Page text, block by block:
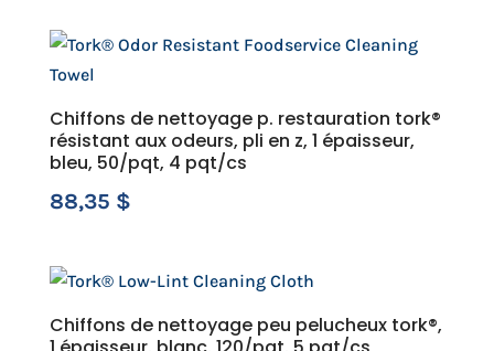
Chiffons de nettoyage p. restauration tork®
résistant aux odeurs, pli en z, 1 épaisseur,
bleu, 50/pqt, 4 pqt/cs
88,35 $
Chiffons de nettoyage peu pelucheux tork®,